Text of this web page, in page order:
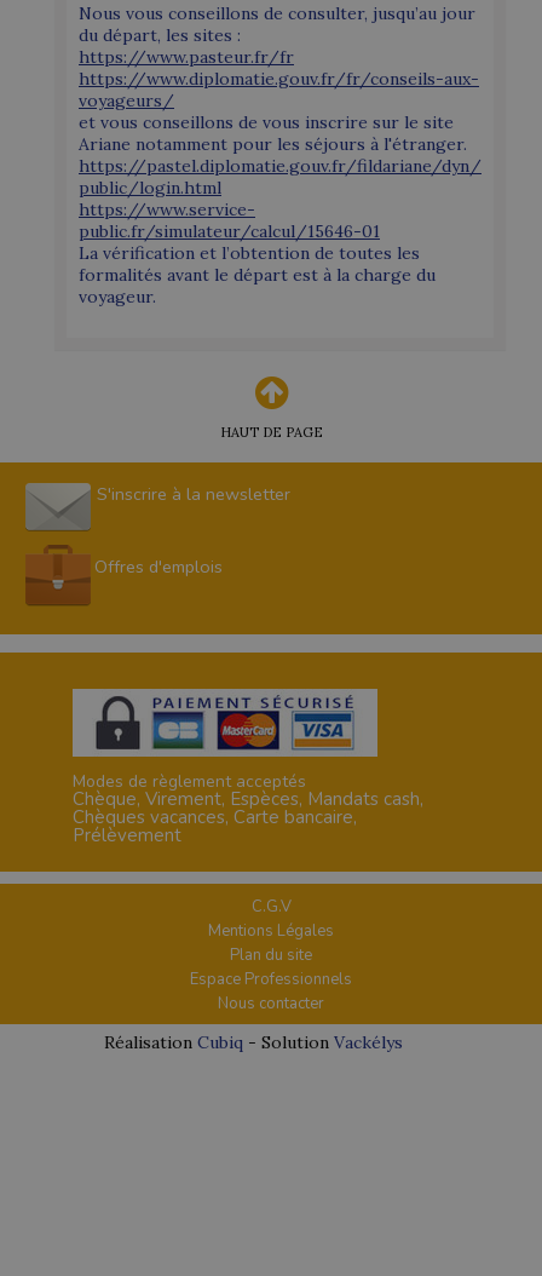
Nous vous conseillons de consulter, jusqu’au jour
du départ, les sites :
https://www.pasteur.fr/fr
https://www.diplomatie.gouv.fr/fr/conseils-aux-
voyageurs/
et vous conseillons de vous inscrire sur le site
Ariane notamment pour les séjours à l'étranger.
https://pastel.diplomatie.gouv.fr/fildariane/dyn/
public/login.html
https://www.service-
public.fr/simulateur/calcul/15646-01
La vérification et l’obtention de toutes les
formalités avant le départ est à la charge du
voyageur.
HAUT DE PAGE
S'inscrire à la newsletter
Offres d'emplois
Modes de règlement acceptés
Chèque, Virement, Espèces, Mandats cash,
Chèques vacances, Carte bancaire,
Prélèvement
C.G.V
Mentions Légales
Plan du site
Espace Professionnels
Nous contacter
Réalisation Cubiq - Solution Vackélys